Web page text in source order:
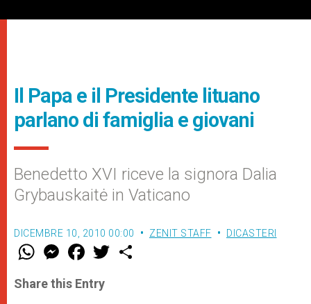
Il Papa e il Presidente lituano
parlano di famiglia e giovani
Benedetto XVI riceve la signora Dalia
Grybauskaitė in Vaticano
DICEMBRE 10, 2010 00:00 ZENIT STAFF DICASTERI
W
t
s
M
e
s
e
F
a
e
b
w
Share this Entry